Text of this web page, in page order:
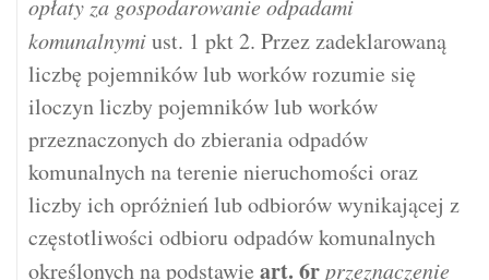
opłaty za gospodarowanie odpadami
komunalnymiust. 1 pkt 2. Przez zadeklarowaną
liczbę pojemników lub worków rozumie się
iloczyn liczby pojemników lub worków
przeznaczonych do zbierania odpadów
komunalnych na terenie nieruchomości oraz
liczby ich opróżnień lub odbiorów wynikającej z
częstotliwości odbioru odpadów komunalnych
określonych na podstawie art. 6r przeznaczenie